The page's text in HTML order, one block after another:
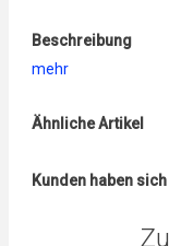
Beschreibung
mehr
Ähnliche Artikel
Kunden haben